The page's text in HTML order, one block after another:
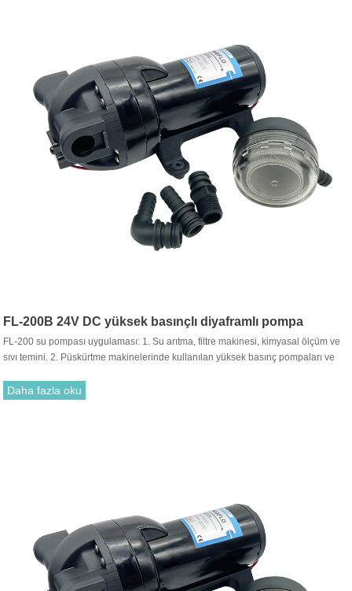
FL-200B 24V DC yüksek basınçlı diyaframlı pompa
FL-200 su pompası uygulaması: 1. Su arıtma, filtre makinesi, kimyasal ölçüm ve
sıvı temini. 2. Püskürtme makinelerinde kullanılan yüksek basınç pompaları ve
transferi. 4. Araba ve saç kremi yıkamak için kullanılabilir.
Daha fazla oku